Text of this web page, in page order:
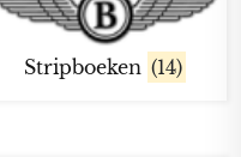
Stripboeken (14)